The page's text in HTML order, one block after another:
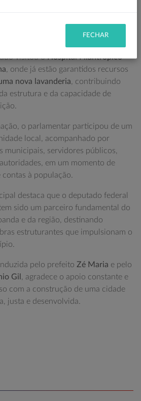
rural e a melhoria da qualidade de
visitou oHospital Filantrópico
, onde já estão garantidos recursos
nova lavanderia , contribuindo
estrutura e da capacidade de
o parlamentar participou de um
local, acompanhado por
municipais, servidores públicos,
em um momento de
à população.
destaca que o deputado federal
sido um parceiro fundamental do
e da região, destinando
estruturantes que impulsionam o
pelo prefeito Zé Maria e pelo
Gil
, agradece o apoio constante e
com a construção de uma cidade
justa e desenvolvida.
FECHAR